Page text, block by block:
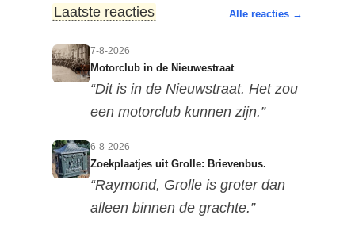
Laatste reacties Alle reacties →
7-8-2026
Motorclub in de Nieuwestraat
“Dit is in de Nieuwstraat. Het zou
een motorclub kunnen zijn.”
6-8-2026
Zoekplaatjes uit Grolle: Brievenbus.
“Raymond, Grolle is groter dan
alleen binnen de grachte.”